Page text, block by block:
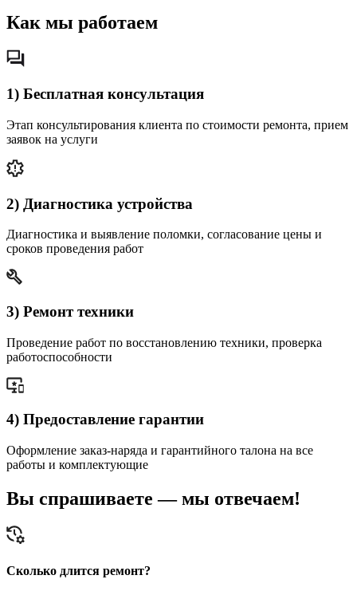
Как мы работаем
1) Бесплатная консультация
Этап консультирования клиента по стоимости ремонта, прием
заявок на услуги
2) Диагностика устройства
Диагностика и выявление поломки, согласование цены и
сроков проведения работ
3) Ремонт техники
Проведение работ по восстановлению техники, проверка
работоспособности
4) Предоставление гарантии
Оформление заказ-наряда и гарантийного талона на все
работы и комплектующие
Вы спрашиваете — мы отвечаем!
Сколько длится ремонт?